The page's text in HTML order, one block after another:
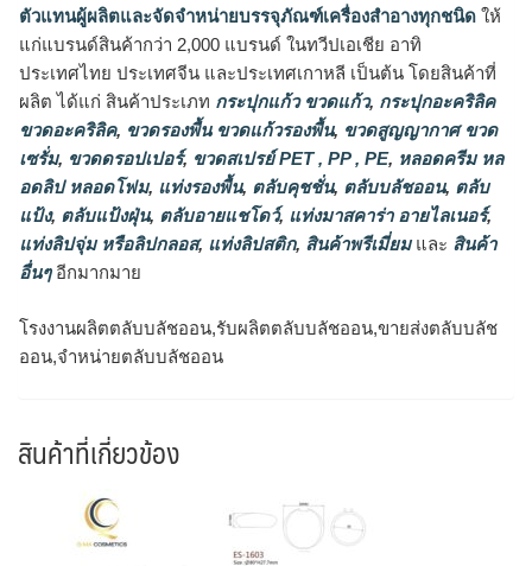
ตัวแทนผู้ผลิตและจัดจำหน่ายบรรจุภัณฑ์เครื่องสำอางทุกชนิด ให้
แก่แบรนด์สินค้ากว่า 2,000 แบรนด์ ในทวีปเอเชีย อาทิ
ประเทศไทย ประเทศจีน และประเทศเกาหลี เป็นต้น โดยสินค้าที่
ผลิต ได้แก่ สินค้าประเภท กระปุกแก้ว ขวดแก้ว, กระปุกอะคริลิค
ขวดอะคริลิค, ขวดรองพื้น ขวดแก้วรองพื้น, ขวดสูญญากาศ ขวด
เซรั่ม, ขวดดรอปเปอร์, ขวดสเปรย์ PET , PP , PE, หลอดครีม หล
อดลิป หลอดโฟม, แท่งรองพื้น, ตลับคุชชั่น, ตลับบลัชออน, ตลับ
แป้ง, ตลับแป้งฝุ่น, ตลับอายแชโดว์, แท่งมาสคาร่า อายไลเนอร์,
แท่งลิปจุ่ม หรือลิปกลอส, แท่งลิปสติก, สินค้าพรีเมี่ยมและ สินค้า
อื่นๆอีกมากมาย
โรงงานผลิตตลับบลัชออน,รับผลิตตลับบลัชออน,ขายส่งตลับบลัช
ออน,จำหน่ายตลับบลัชออน
สินค้าที่เกี่ยวข้อง